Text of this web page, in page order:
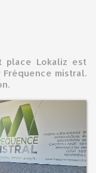
place Lokaliz est
mistral.